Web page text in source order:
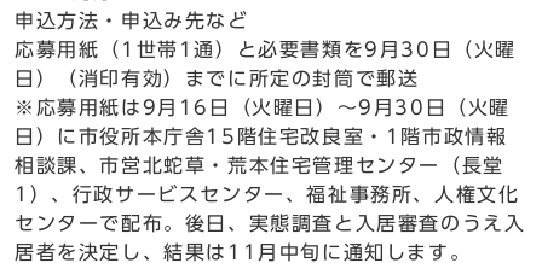
申込方法・申込み先など
応募用紙（1世帯1通）と必要書類を9月30日（火曜
日）（消印有効）までに所定の封筒で郵送
※応募用紙は9月16日（火曜日）～9月30日（火曜
日）に市役所本庁舎15階住宅改良室・1階市政情報
相談課、市営北蛇草・荒本住宅管理センター（長堂
1）、行政サービスセンター、福祉事務所、人権文化
センターで配布。後日、実態調査と入居審査のうえ入
居者を決定し、結果は11月中旬に通知します。